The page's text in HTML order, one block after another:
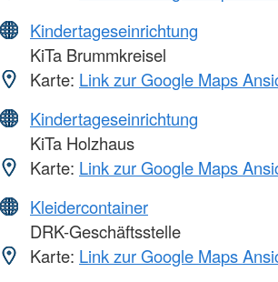
Kindertageseinrichtung
KiTa Brummkreisel
Karte: Link zur Google Maps
Kindertageseinrichtung
KiTa Holzhaus
Karte: Link zur Google Maps
Kleidercontainer
DRK-Geschäftsstelle
Karte: Link zur Google Maps